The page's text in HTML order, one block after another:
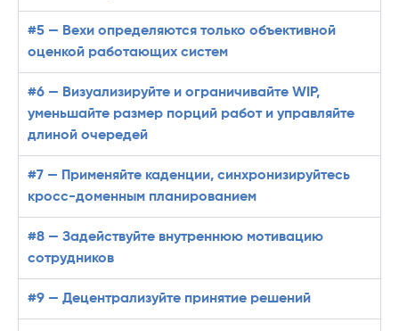
#5 — Вехи определяются только объективной
оценкой работающих систем
#6 — Визуализируйте и ограничивайте WIP,
уменьшайте размер порций работ и управляйте
длиной очередей
#7 — Применяйте каденции, синхронизируйтесь
кросс-доменным планированием
#8 — Задействуйте внутреннюю мотивацию
сотрудников
#9 — Децентрализуйте принятие решений